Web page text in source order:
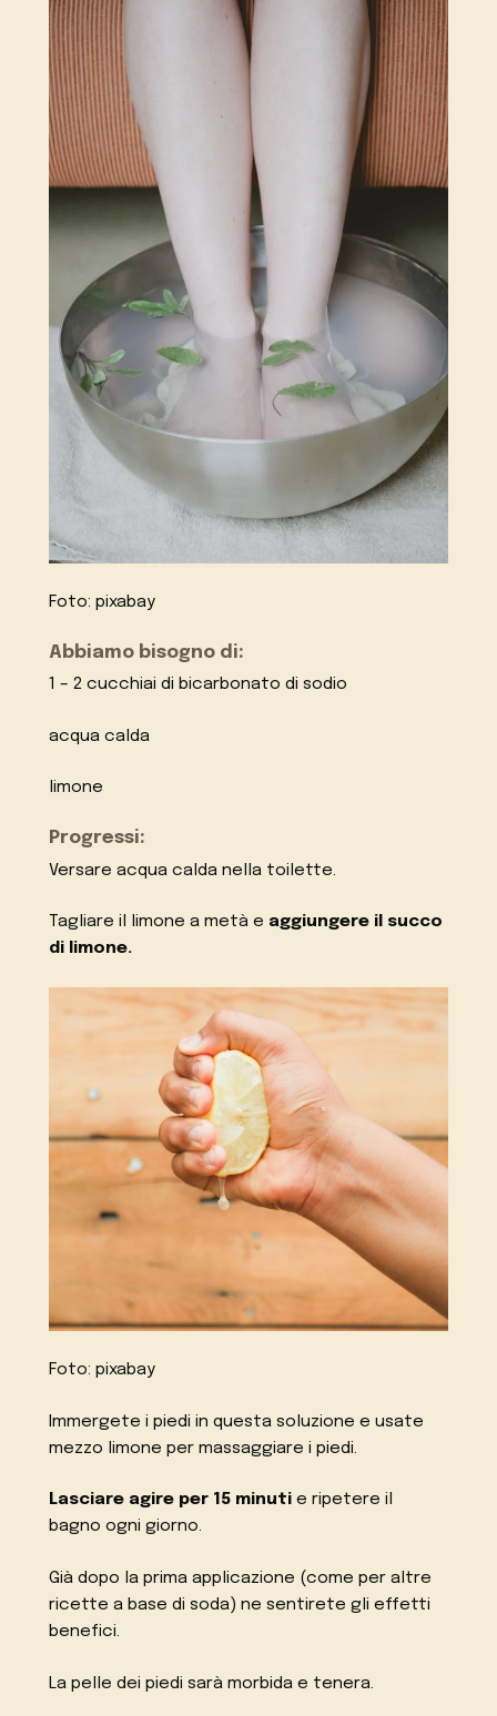
Foto: pixabay
Abbiamo bisogno di:
1 – 2 cucchiai di bicarbonato di sodio
acqua calda
limone
Progressi:
Versare acqua calda nella toilette.
Tagliare il limone a metà e aggiungere il succo
di limone.
Foto: pixabay
Immergete i piedi in questa soluzione e usate
mezzo limone per massaggiare i piedi.
Lasciare agire per 15 minuti e ripetere il
bagno ogni giorno.
Già dopo la prima applicazione (come per altre
ricette a base di soda) ne sentirete gli effetti
benefici.
La pelle dei piedi sarà morbida e tenera.